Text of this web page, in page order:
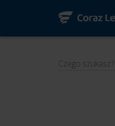
Czego szukasz?